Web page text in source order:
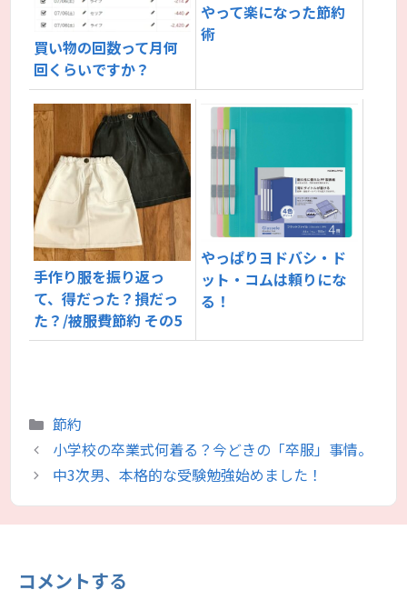
買い物の回数って月何
回くらいですか？
やって楽になった節約
術
手作り服を振り返っ
て、得だった？損だっ
た？/被服費節約 その5
やっぱりヨドバシ・ド
ット・コムは頼りにな
る！
カ
テ
ゴ
リ
ー
節約
小学校の卒業式何着る？今どきの「卒服」事情。
中3次男、本格的な受験勉強始めました！
コメントする